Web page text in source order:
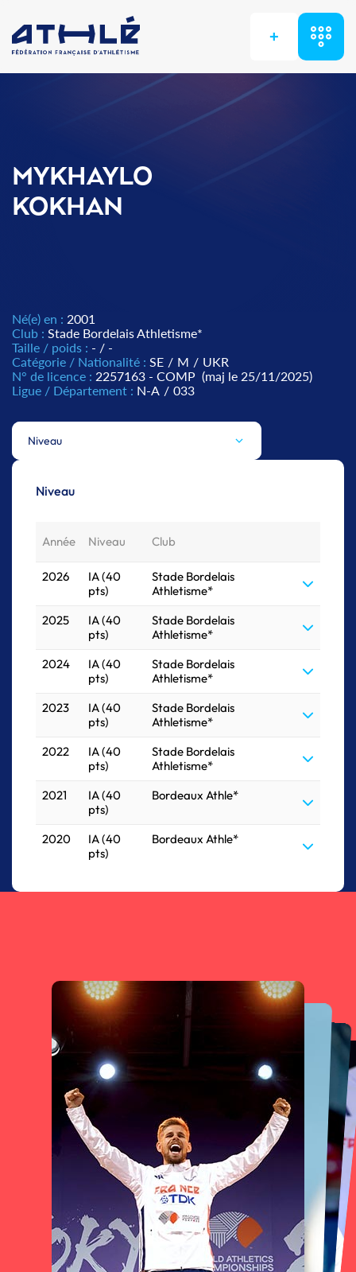
+
MYKHAYLO
KOKHAN
Né(e) en : 2001
Club : Stade Bordelais Athletisme*
Taille / poids : - / -
Catégorie / Nationalité : SE / M / UKR
N° de licence : 2257163 - COMP (maj le 25/11/2025)
Ligue / Département : N-A / 033
Niveau
Niveau
Année Niveau Club
2026
IA (40
pts)
Stade Bordelais
Athletisme*
2025
IA (40
pts)
Stade Bordelais
Athletisme*
2024
IA (40
pts)
Stade Bordelais
Athletisme*
2023
IA (40
pts)
Stade Bordelais
Athletisme*
2022
IA (40
pts)
Stade Bordelais
Athletisme*
2021
IA (40
pts)
Bordeaux Athle*
2020
IA (40
pts)
Bordeaux Athle*